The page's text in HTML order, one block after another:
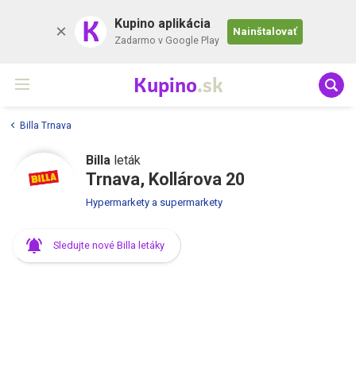
K Kupino aplikácia
Zadarmo v Google Play
Nainštalovať
Kupino.sk
Billa Trnava
Billa leták
Trnava, Kollárova 20
Hypermarkety a supermarkety
Sledujte nové Billa letáky